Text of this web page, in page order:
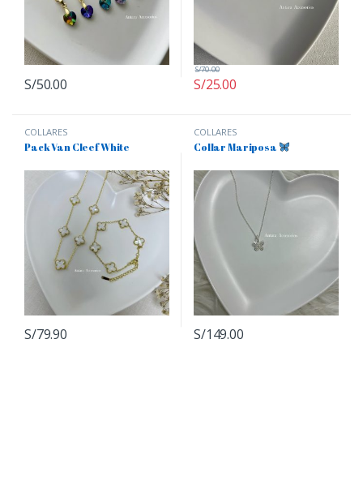
S/50.00 S/25.00
S/70.00
COLLARES
Pack Van Cleef White
S/79.90
COLLARES
Collar Mariposa
S/149.00